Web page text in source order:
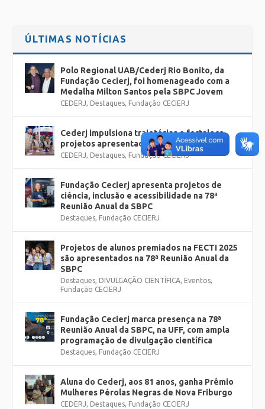
ÚLTIMAS NOTÍCIAS
Polo Regional UAB/Cederj Rio Bonito, da
Fundação Cecierj, foi homenageado com a
Medalha Milton Santos pela SBPC Jovem
CEDERJ, Destaques, Fundação CECIERJ
Cederj impulsiona trajetórias e fortalece
projetos apresentados na SBPC
CEDERJ, Destaques, Fundação CECIERJ
Fundação Cecierj apresenta projetos de
ciência, inclusão e acessibilidade na 78ª
Reunião Anual da SBPC
Destaques, Fundação CECIERJ
Projetos de alunos premiados na FECTI 2025
são apresentados na 78ª Reunião Anual da
SBPC
Destaques, DIVULGAÇÃO CIENTÍFICA, Eventos,
Fundação CECIERJ
Fundação Cecierj marca presença na 78ª
Reunião Anual da SBPC, na UFF, com ampla
programação de divulgação científica
Destaques, Fundação CECIERJ
Aluna do Cederj, aos 81 anos, ganha Prêmio
Mulheres Pérolas Negras de Nova Friburgo
CEDERJ, Destaques, Fundação CECIERJ